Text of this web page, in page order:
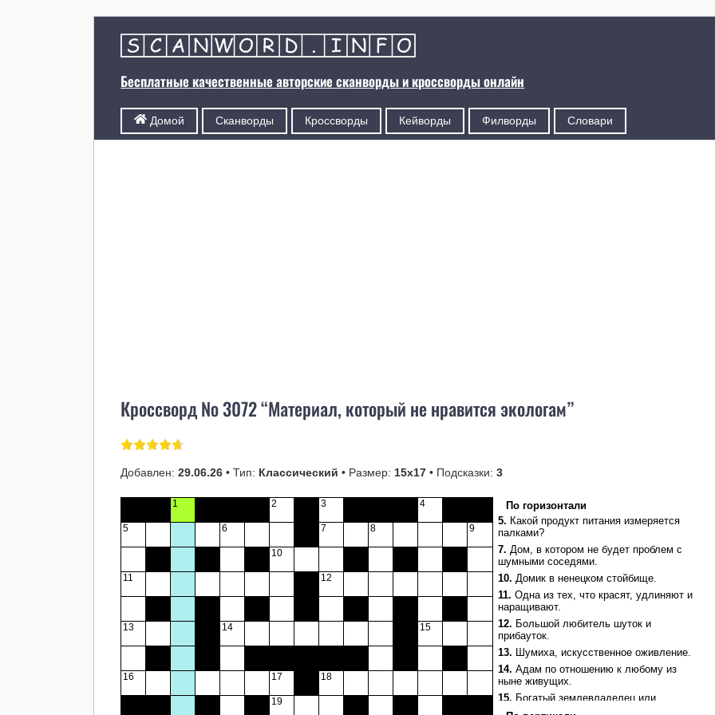
Бесплатные качественные авторские сканворды и кроссворды онлайн
Домой Сканворды Кроссворды Кейворды Филворды Словари
Кроссворд № 3072 “Материал, который не нравится экологам”
Добавлен:29.06.26 • Тип: Классический • Размер: 15х17 • Подсказки:3
По горизонтали
5. Какой продукт питания измеряется
палками?
7. Дом, в котором не будет проблем с
шумными соседями.
10. Домик в ненецком стойбище.
11.Одна из тех, что красят, удлиняют и
наращивают.
12. Большой любитель шуток и
прибауток.
13.
Шумиха, искусственное оживление.
14.Адам по отношению к любому из
ныне живущих.
15. Богатый землевладелец или
скотовод в Средней Азии.
1 2 3 4
5 6 7 8 9
10
11 12
13 14 15
16 17 18
19